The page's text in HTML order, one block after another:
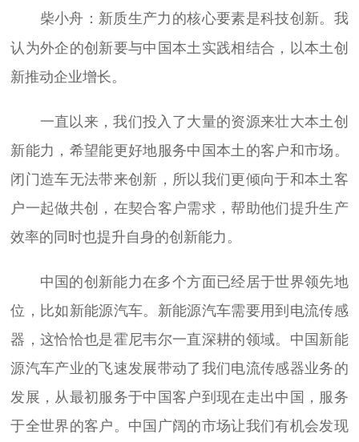
柴小舟 ：新质生产力的核心要素是科技创新。我
认为外企的创新要与中国本土实践相结合，以本土创
新推动企业增长。
一直以来，我们投入了大量的资源来壮大本土创
新能力，希望能更好地服务中国本土的客户和市场。
闭门造车无法带来创新，所以我们更倾向于和本土客
户一起做共创，在契合客户需求，帮助他们提升生产
效率的同时也提升自身的创新能力。
中国的创新能力在多个方面已经居于世界领先地
位，比如新能源汽车。新能源汽车需要用到电流传感
器，这恰恰也是霍尼韦尔一直深耕的领域。中国新能
源汽车产业的飞速发展带动了我们电流传感器业务的
发展，从最初服务于中国客户到现在走出中国，服务
于全世界的客户。中国广阔的市场让我们有机会发现